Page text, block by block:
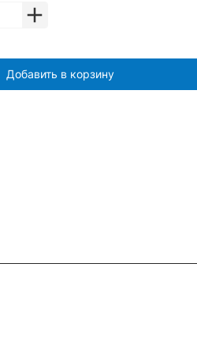
Добавить в корзину